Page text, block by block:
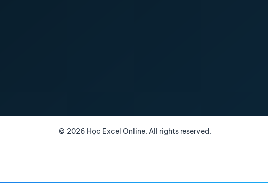
© 2026 Học Excel Online. All rights reserved.